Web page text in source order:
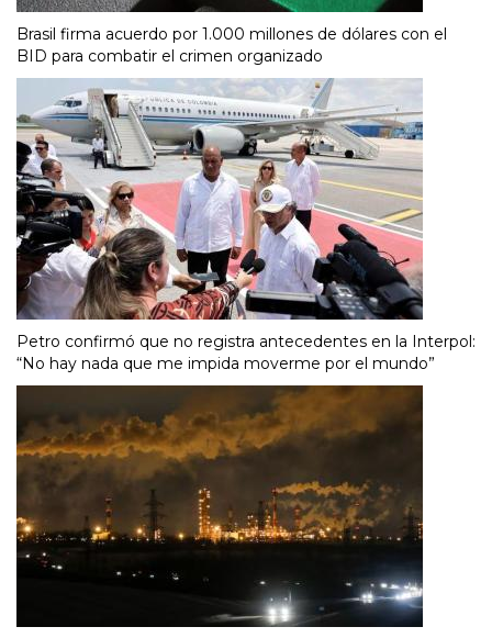
Brasil firma acuerdo por 1.000 millones de dólares con el
BID para combatir el crimen organizado
Petro confirmó que no registra antecedentes en la Interpol:
“No hay nada que me impida moverme por el mundo”